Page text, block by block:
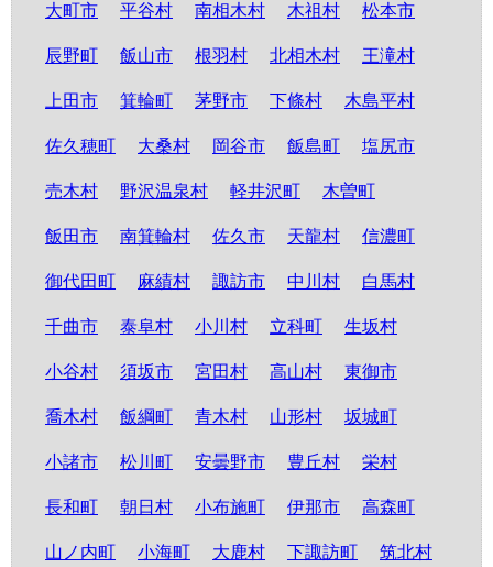
大町市
平谷村 南相木村 木祖村 松本市
辰野町 飯山市 根羽村 北相木村 王滝村
上田市 箕輪町 茅野市 下條村 木島平村
佐久穂町 大桑村 岡谷市 飯島町 塩尻市
売木村 野沢温泉村 軽井沢町 木曽町
飯田市 南箕輪村 佐久市 天龍村 信濃町
御代田町 麻績村 諏訪市 中川村 白馬村
千曲市 泰阜村 小川村 立科町 生坂村
小谷村 須坂市 宮田村 高山村 東御市
喬木村 飯綱町 青木村 山形村 坂城町
小諸市 松川町 安曇野市 豊丘村 栄村
長和町 朝日村 小布施町 伊那市 高森町
山ノ内町 小海町 大鹿村 下諏訪町 筑北村